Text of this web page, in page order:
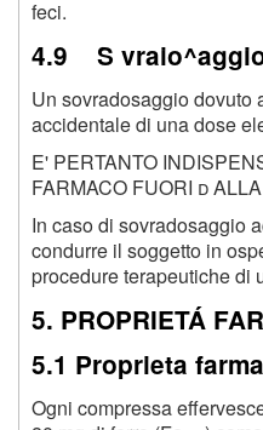
feci.
4.9 S
Un sovradosaggio dovuto
accidentale di una dose
E' PERTANTO
FARMACO FUORI d
In caso di sovradosaggio
condurre il soggetto in
procedure terapeutiche di
5. PROPRIETÁ
5.1 Proprieta
Ogni compressa